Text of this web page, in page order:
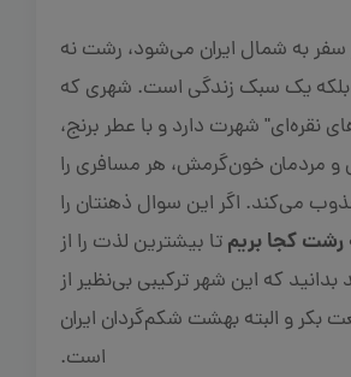
به شمال ایران می‌شود، رشت نه
بلکه یک سبک زندگی است. شهری که
نقره‌ای" شهرت دارد و با عطر برنج،
مردمان خون‌گرمش، هر مسافری را
می‌کند. اگر این سوال ذهنتان را
رشت کجا بریمتا بیشترین لذت را از
بدانید که این شهر ترکیبی بی‌نظیر از
بکر و البته بهشت شکم‌گردان ایران
است.